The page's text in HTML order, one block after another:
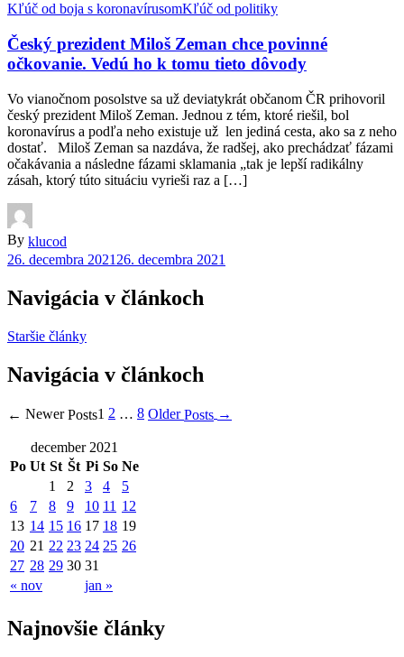
Kľúč od boja s koronavírusomKľúč od politiky
Český prezident Miloš Zeman chce povinné
očkovanie. Vedú ho k tomu tieto dôvody
Vo vianočnom posolstve sa už deviatykrát občanom ČR prihovoril
český prezident Miloš Zeman. Jednou z tém, ktoré riešil, bol
koronavírus a podľa neho existuje už len jediná cesta, ako sa z neho
dostať. Miloš Zeman sa nazdáva, že radšej, ako prechádzať fázami
očakávania a následne fázami sklamania „tak je lepší radikálny
zásah, ktorý túto situáciu vyrieši raz a […]
By klucod
26. decembra 2021 26. decembra 2021
Navigácia v článkoch
Staršie články
Navigácia v článkoch
← NewerPosts1 2 … 8 OlderPosts →
december 2021
Po Ut St Št Pi So Ne
« nov jan »
1 2 3 4
5
6
7 8 9 10 11 12
13 14 15 16 17 18 19
20 21 22 23 24 25 26
27 28 29 30 31
Najnovšie články